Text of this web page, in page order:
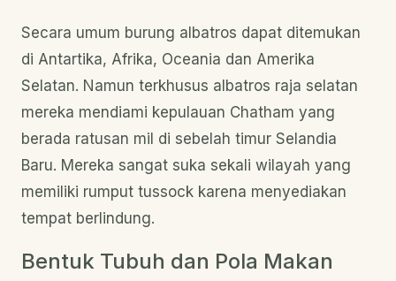
Secara umum burung albatros dapat ditemukan
di Antartika, Afrika, Oceania dan Amerika
Selatan. Namun terkhusus albatros raja selatan
mereka mendiami kepulauan Chatham yang
berada ratusan mil di sebelah timur Selandia
Baru. Mereka sangat suka sekali wilayah yang
memiliki rumput tussock karena menyediakan
tempat berlindung.
Bentuk Tubuh dan Pola Makan